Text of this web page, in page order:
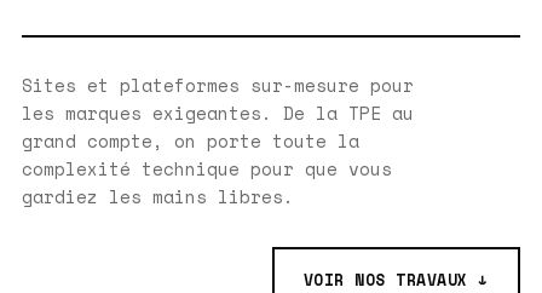
Sites et plateformes sur-mesure pour
les marques exigeantes. De la TPE au
grand compte, on porte toute la
complexité technique pour que vous
gardiez les mains libres.
VOIR NOS TRAVAUX ↓